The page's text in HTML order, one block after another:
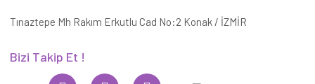
Tınaztepe Mh Rakım Erkutlu Cad No:2 Konak / İZMİR
Bizi Takip Et !